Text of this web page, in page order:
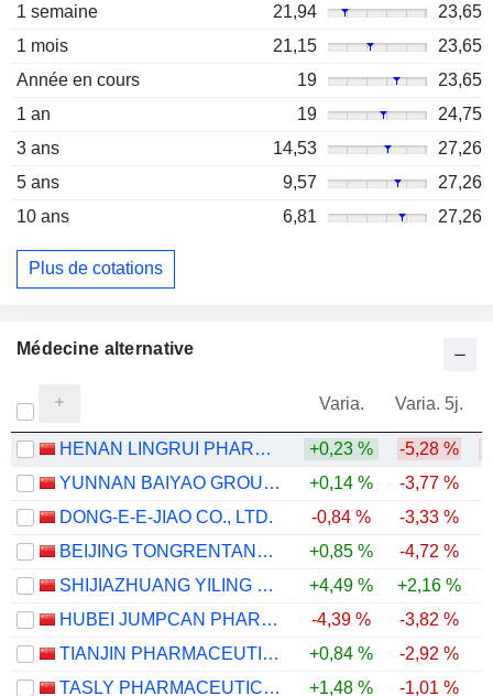
1 semaine 21,94
23,65
1 mois
21,15
23,65
Année en cours
19
23,65
1 an
19
24,75
3 ans
14,53
27,26
5 ans
9,57
27,26
10 ans
6,81 27,26
Plus de cotations
Médecine alternative
Varia. Varia. 5j.
HENAN LINGRUI PHARMACEUTICAL CO., LTD. +0,23 % -5,28 %
YUNNAN BAIYAO GROUP CO.,LTD
+0,14 % -3,77 %
DONG-E-E-JIAO CO., LTD.
-0,84 % -3,33 %
BEIJING TONGRENTANG CO., LTD
+0,85 % -4,72 %
SHIJIAZHUANG YILING PHARMACEUTICAL CO., LTD.
+4,49 % +2,16 %
HUBEI JUMPCAN PHARMACEUTICAL CO., LTD.
-4,39 % -3,82 %
TIANJIN PHARMACEUTICAL DA REN TANG GROUP CORPORATION LIMITED
+0,84 % -2,92 %
TASLY PHARMACEUTICAL GROUP CO., LTD
+1,48 % -1,01 %